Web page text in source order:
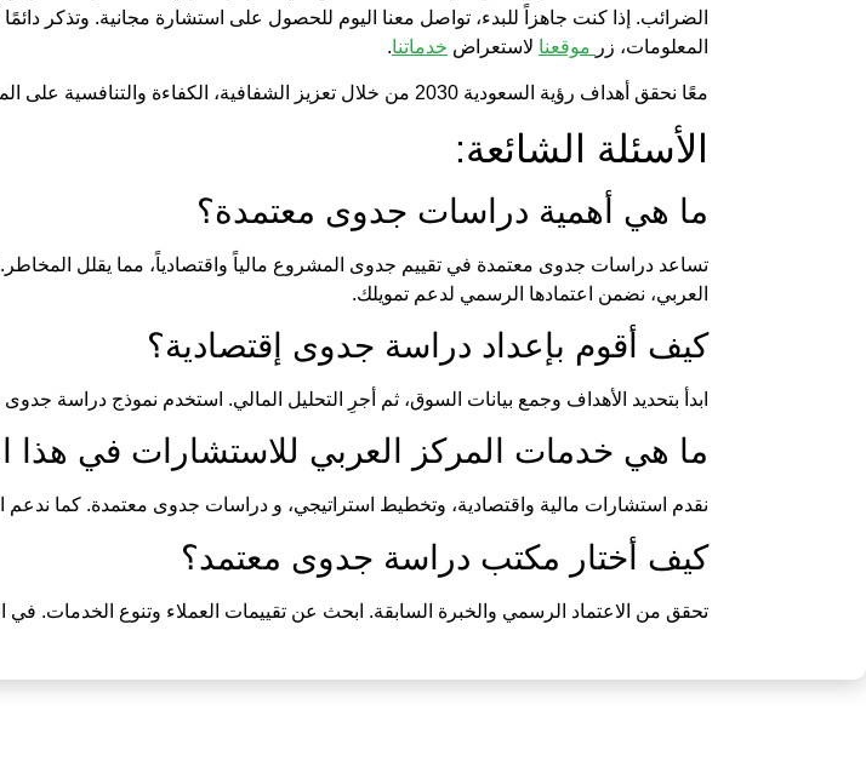
الضرائب. إذا كنت جاهزاً للبدء، تواصل معنا اليوم للحصول على استشارة مجانية. وتذكر
المعلومات، زر موقعنا لاستعراض خدماتنا.
معًا نحقق أهداف رؤية السعودية 2030 من خلال تعزيز الشفافية، الكفاءة والتنافسية على المستوى المحلي والإقليمي.
الأسئلة الشائعة:
ما هي أهمية دراسات جدوى معتمدة؟
تساعد دراسات جدوى معتمدة في تقييم جدوى المشروع مالياً واقتصادياً، مما يقلل
العربي، نضمن اعتمادها الرسمي لدعم تمويلك.
كيف أقوم بإعداد دراسة جدوى إقتصادية؟
ابدأ بتحديد الأهداف وجمع بيانات السوق، ثم أجرِ التحليل المالي. استخدم نموذج دراسة جدوى
ما هي خدمات المركز العربي للاستشارات في هذا
نقدم استشارات مالية واقتصادية، وتخطيط استراتيجي، و دراسات جدوى معتمدة. كما ندعم
كيف أختار مكتب دراسة جدوى معتمد؟
تحقق من الاعتماد الرسمي والخبرة السابقة. ابحث عن تقييمات العملاء وتنوع الخدمات. في